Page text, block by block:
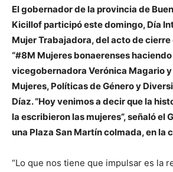
El gobernador de la provincia de
Kicillof participó este domingo, Día
Mujer Trabajadora, del acto de cierre
“#8M Mujeres bonaerenses haciendo
vicegobernadora Verónica Magario
Mujeres, Políticas de Género y
Díaz. “Hoy venimos a decir que la
la escribieron las mujeres”, señaló el
una Plaza San Martín colmada, en la
“Lo que nos tiene que impulsar es la